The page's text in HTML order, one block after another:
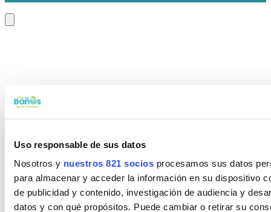
Uso responsable de sus datos
Nosotros y nuestros 821 socios procesamos sus datos
para almacenar y acceder la información en su dispositivo
de publicidad y contenido, investigación de audiencia y
datos y con qué propósitos. Puede cambiar o retirar su